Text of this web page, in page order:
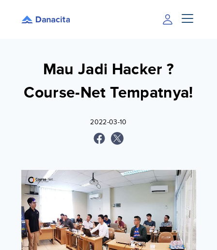
Mau Jadi Hacker ?
Course-Net Tempatnya!
2022-03-10